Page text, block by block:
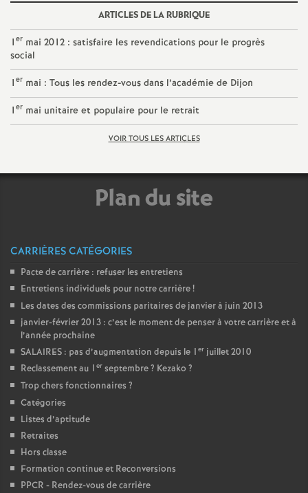
e
c
d
e
r
é
ARTICLES DE LA RUBRIQUE
1er mai 2012 : satisfaire les revendications pour le progrès
social
1er mai : Tous les rendez-vous dans l’académie de Dijon
1er mai unitaire et populaire pour le retrait
VOIR TOUS LES ARTICLES
Plan du site
CARRIÈRES CATÉGORIES
Pacte de carrière : refuser les entretiens
Entretiens individuels pour notre carrière!
Les dates des commissions paritaires de janvier à juin 2013
janvier-février 2013 : c’est le moment de penser à votre carrière et à
l’année prochaine
SALAIRES : pas d’augmentation depuis le 1 er juillet 2010
Reclassement au 1 er septembre? Kezako ?
Trop chers fonctionnaires ?
Catégories
Listes d’aptitude
Retraites
Hors classe
Formation continue et Reconversions
PPCR - Rendez-vous de carrière